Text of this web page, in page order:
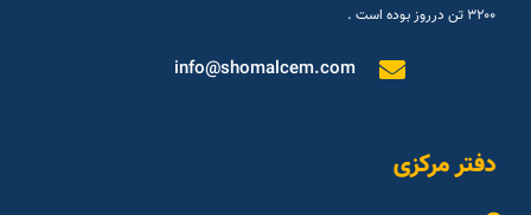
۳۲۰۰ تن درروز بوده است .
info@shomalcem.com
دفتر مرکزی